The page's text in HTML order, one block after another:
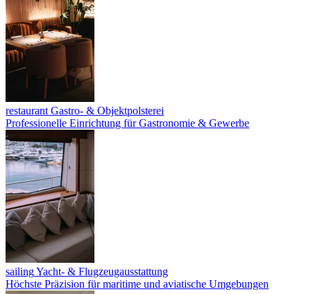
restaurant Gastro- & Objektpolsterei
Professionelle Einrichtung für Gastronomie & Gewerbe
sailingYacht- & Flugzeugausstattung
Höchste Präzision für maritime und aviatische Umgebungen